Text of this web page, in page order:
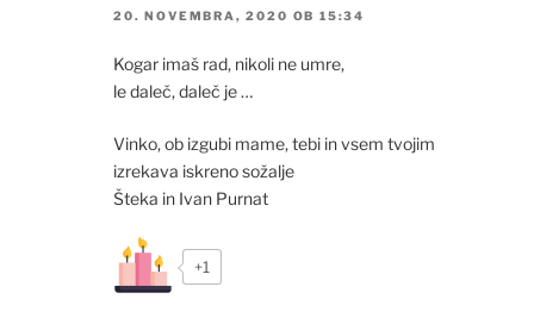
20. NOVEMBRA, 2020 OB 15:34
Kogar imaš rad, nikoli ne umre,
le daleč, daleč je …
Vinko, ob izgubi mame, tebi in vsem tvojim
izrekava iskreno sožalje
Šteka in Ivan Purnat
+1